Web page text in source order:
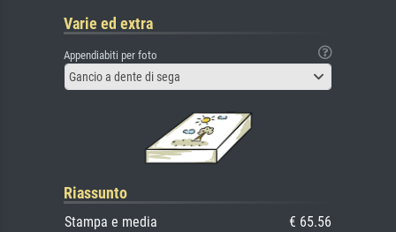
Varie ed extra
Appendiabiti per foto
Gancio a dente di sega
Riassunto
Stampa e media
€ 65.56